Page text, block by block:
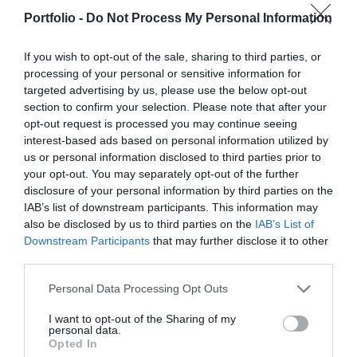
Portfolio - Do Not Process My Personal Information
If you wish to opt-out of the sale, sharing to third parties, or
processing of your personal or sensitive information for
targeted advertising by us, please use the below opt-out
section to confirm your selection. Please note that after your
opt-out request is processed you may continue seeing
interest-based ads based on personal information utilized by
us or personal information disclosed to third parties prior to
your opt-out. You may separately opt-out of the further
disclosure of your personal information by third parties on the
IAB’s list of downstream participants. This information may
also be disclosed by us to third parties on the IAB’s List of
Downstream Participants that may further disclose it to other
Personal Data Processing Opt Outs
I want to opt-out of the Sharing of my
personal data.
Opted In
szereplője – a termelők, az élelmiszergyártók és a
kereskedők – számára egyaránt hasznos tájékoztatásul
szolgálhatnak. Emellett a rendezvény széles
körű bemutatkozási és piacépítési lehetőséget biztosít az
agráriumot kiszolgáló vállalkozások – inputgyártók,
integrátorok, gépforgalmazók, finanszírozási és egyéb
szolgáltatók – számára. A konferencia a tartalmas
programkínálaton túl alkalmat teremt a szakmai
kapcsolatépítésre, a networkingre és az üzleti
tárgyalásokra, a színvonalas szakmai előadások és
kerekasztal-beszélgetések mellett pedig szórakoztató
műsorral járul hozzá a résztvevők feltöltődéséhez és
kikapcsolódásához. A Portfolio Csoport az Agrárszektor
Konferencián adja át tizenegy kategóriában azokat az
évente odaítélhető díjakat, amelyek az agrárium
eredményeinek elismeréséül szolgálnak. A díjakat az
agrárium legmeghatározóbb személyeségeiből áll szakmai
Elképesztő ütemben digitalizálódik az életünk és ezzel
megszűnnek, a fiókokba, személyes ügyintézésre csak a
legkomplexebb ügyekben járunk, digitális csatornákon 0-24
órában kommunikálunk, ügyeket intézünk. Ám most a
digitális világot, a belső működést és az ügyfél front-
endeket is feje tetejére állítja az AI-forradalom, és az
agentic AI trend. Az önállóan cselekedni képes AI-
ügynökök, illetve az egyes üzleti, compliance és
adminisztratív folyamatokat támogató AI-eszközök és
vállalti megoldások korábban elképzelhetetlen sebességet
és rendkívüli hatékonyságbeli fejlődési lehetőséget adnak a
cégeknek. MIt kezdünk a megnyert munkaórákkal és a
mesterséges intelligencia? Mire jó a vibe coding?
többek között ezekre a kérdésekre is válaszokat keresünk
és adunk!
RÉSZLETEK & JEGYEK
DEEP TECH 2026
2026. november 18. Radisson Blu Béke Hotel
A következő évtizedek technológiai versenye nem azon dől
azon, ki képes létrehozni, legyártani és birtokolni azokat a
technológiákat, amelyek nélkül mások sem tudnak majd